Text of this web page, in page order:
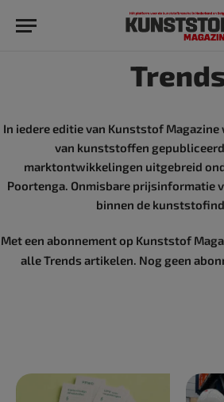
In iedere editie van Kunststof
van kunststoffen
marktontwikkelingen uitgebreid
Poortenga. Onmisbare prijsinformatie
binnen de
Met een abonnement op Kunststof
alle Trends artikelen. Nog geen